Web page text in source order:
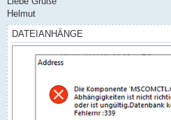
Helmut
DATEIANHÄNGE